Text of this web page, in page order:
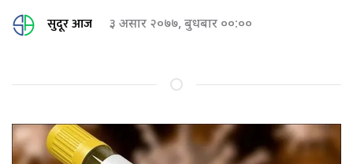
सुदूर आज ३ असार २०७७, बुधबार ००:००